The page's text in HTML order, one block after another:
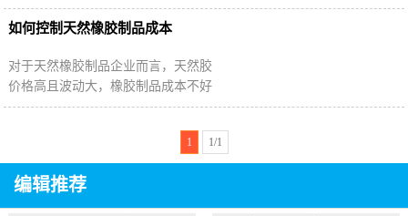
之外，还有一些分类不是十分明确的
橡胶种类，比如落地天然胶和复合天
如何控制天然橡胶制品成本
对于天然橡胶制品企业而言，天然胶
价格高且波动大，橡胶制品成本不好
控制，那么该如何降低天然胶制品成
1 1/1
编辑推荐